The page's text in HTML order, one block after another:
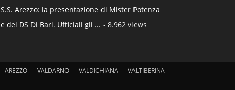
S.S. Arezzo: la presentazione di Mister Potenza
e del DS Di Bari. Ufficiali gli ... - 8.962 views
AREZZO VALDARNO VALDICHIANA VALTIBERINA